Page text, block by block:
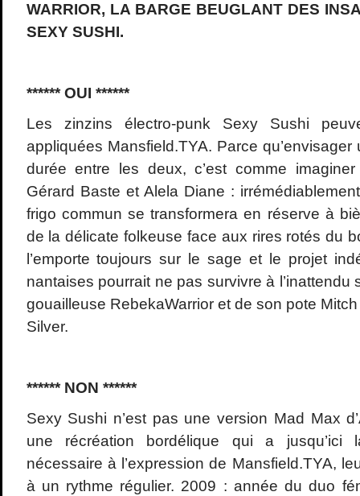
WARRIOR, LA BARGE BEUGLANT DES
SEXY SUSHI.
****** OUI ******
Les zinzins électro-punk Sexy Sushi
appliquées Mansfield.TYA. Parce
durée entre les deux, c’est comme
Gérard Baste et Alela Diane :
frigo commun se transformera en réserve à
de la délicate folkeuse face aux rires rotés du
l’emporte toujours sur le sage et le projet
nantaises pourrait ne pas survivre à l’inattendu
gouailleuse RebekaWarrior et de son pote Mitch
Silver.
****** NON ******
Sexy Sushi n’est pas une version Mad Max
une récréation bordélique qui a jusqu’ici
nécessaire à l’expression de Mansfield.TYA,
à un rythme régulier. 2009 : année du duo